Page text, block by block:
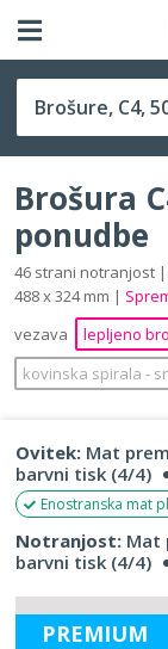
C4 (229 x 324
Brošura
ponudbe
46 strani notranjost
488 x 324 mm |
vezava
lepljeno
kovinska spirala ‐
Ovitek: Mat
barvni tisk (4/4)
Enostranska mat
Notranjost: Mat
barvni tisk (4/4)
PREMIUM